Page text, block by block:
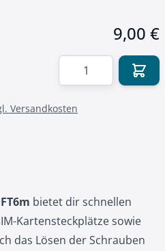
9,00 €
Menge
Versandkosten
bietet dir schnellen
Kartensteckplätze sowie
das Lösen der Schrauben